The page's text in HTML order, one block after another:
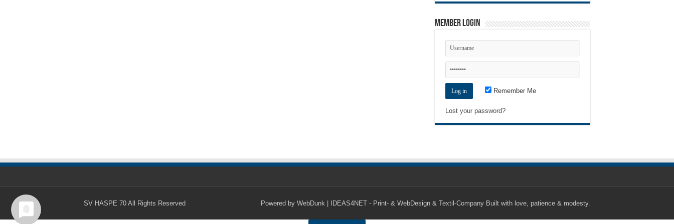
Member Login
Remember Me
Lost your password?
Powered by WebDunk | IDEAS4NET - Print- & WebDesign & Textil-Company Built with love, patience & modesty.
SV HASPE 70 All Rights Reserved